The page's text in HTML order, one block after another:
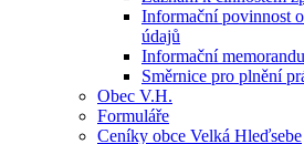
Informační povinnost
údajů
Informační
Směrnice pro plnění
Obec V.H.
Formuláře
Ceníky obce Velká Hleďsebe